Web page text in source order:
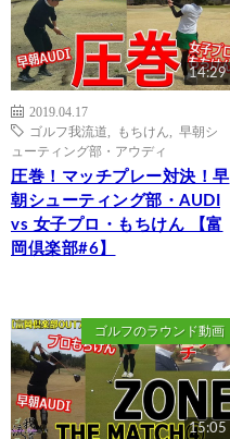
14:29
2019.04.17
ゴルフ我流道
もちけん
早朝シ
ューティング部・アウディ
圧巻！マッチプレー対決！早
朝シューティング部・AUDI
vs 女子プロ・もちけん 【富
岡倶楽部#6】
ゴルフのラウンド動画
15:05